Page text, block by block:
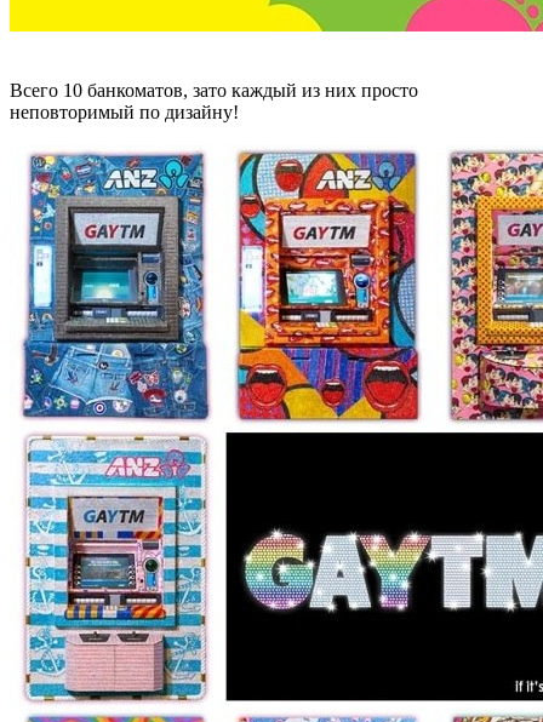
Всего 10 банкоматов, зато каждый из них просто
неповторимый по дизайну!